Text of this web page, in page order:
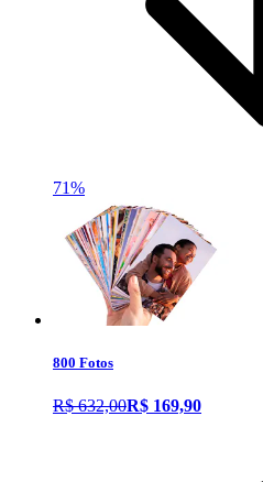
71%
800 Fotos
R$ 632,00R$ 169,90